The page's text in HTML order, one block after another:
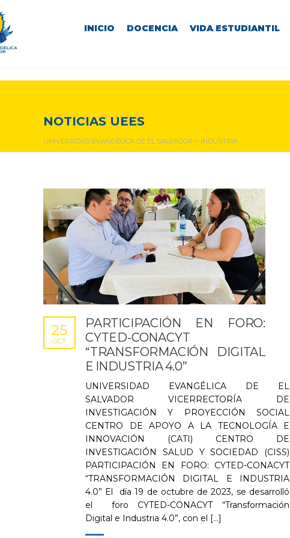
INICIO DOCENCIA VIDA ESTUDIANTIL
NOTICIAS UEES
UNIVERSIDAD EVANGÉLICA DE EL SALVADOR > INDUSTRIA
PARTICIPACIÓN EN FORO:
CYTED-CONACYT
“TRANSFORMACIÓN DIGITAL
E INDUSTRIA 4.0”
25
OCT
UNIVERSIDAD EVANGÉLICA DE EL
SALVADOR VICERRECTORÍA DE
INVESTIGACIÓN Y PROYECCIÓN SOCIAL
CENTRO DE APOYO A LA TECNOLOGÍA E
INNOVACIÓN (CATI) CENTRO DE
INVESTIGACIÓN SALUD Y SOCIEDAD (CISS)
PARTICIPACIÓN EN FORO: CYTED-CONACYT
“TRANSFORMACIÓN DIGITAL E INDUSTRIA
4.0” El día 19 de octubre de 2023, se desarrolló
el foro CYTED-CONACYT “Transformación
Digital e Industria 4.0”, con el [...]